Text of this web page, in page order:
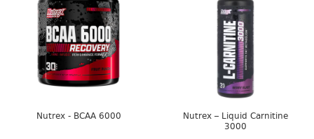
Nutrex - BCAA 6000
Nutrex – Liquid Carnitine
3000